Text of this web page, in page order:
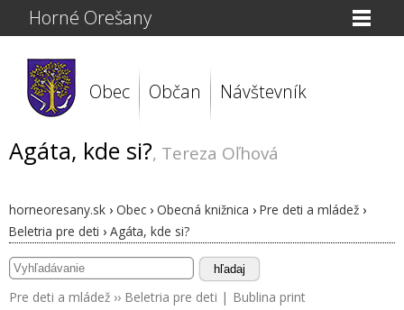
Horné Orešany
Obec Občan Návštevník
Agáta, kde si?, Tereza Oľhová
horneoresany.sk › Obec › Obecná knižnica › Pre deti a mládež ›
Beletria pre deti › Agáta, kde si?
hľadaj
Pre deti a mládež ›› Beletria pre deti | Bublina print